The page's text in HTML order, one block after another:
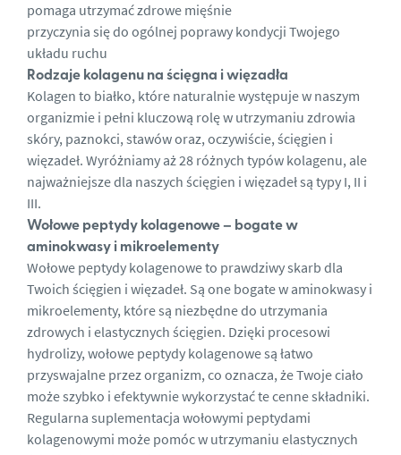
pomaga utrzymać zdrowe mięśnie
przyczynia się do ogólnej poprawy kondycji Twojego
układu ruchu
Rodzaje kolagenu na ścięgna i więzadła
Kolagen to białko, które naturalnie występuje w naszym
organizmie i pełni kluczową rolę w utrzymaniu zdrowia
skóry, paznokci, stawów oraz, oczywiście, ścięgien i
więzadeł. Wyróżniamy aż 28 różnych typów kolagenu, ale
najważniejsze dla naszych ścięgien i więzadeł są typy I, II i
III.
Wołowe peptydy kolagenowe – bogate w
aminokwasy i mikroelementy
Wołowe peptydy kolagenowe to prawdziwy skarb dla
Twoich ścięgien i więzadeł. Są one bogate w aminokwasy i
mikroelementy, które są niezbędne do utrzymania
zdrowych i elastycznych ścięgien. Dzięki procesowi
hydrolizy, wołowe peptydy kolagenowe są łatwo
przyswajalne przez organizm, co oznacza, że Twoje ciało
może szybko i efektywnie wykorzystać te cenne składniki.
Regularna suplementacja wołowymi peptydami
kolagenowymi może pomóc w utrzymaniu elastycznych